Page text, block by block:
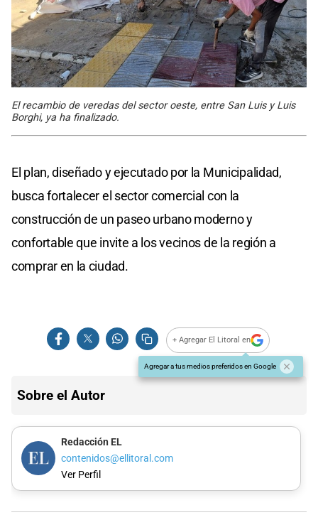
El recambio de veredas del sector oeste, entre San Luis y Luis
Borghi, ya ha finalizado.
El plan, diseñado y ejecutado por la Municipalidad,
busca fortalecer el sector comercial con la
construcción de un paseo urbano moderno y
confortable que invite a los vecinos de la región a
comprar en la ciudad.
+ Agregar El Litoral en
Agregar a tus medios preferidos en Google
Sobre el Autor
Redacción EL
contenidos@ellitoral.com
Ver Perfil